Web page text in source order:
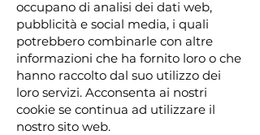
occupano di analisi dei dati web,
pubblicità e social media, i quali
potrebbero combinarle con altre
informazioni che ha fornito loro o che
hanno raccolto dal suo utilizzo dei
loro servizi. Acconsenta ai nostri
cookie se continua ad utilizzare il
nostro sito web.